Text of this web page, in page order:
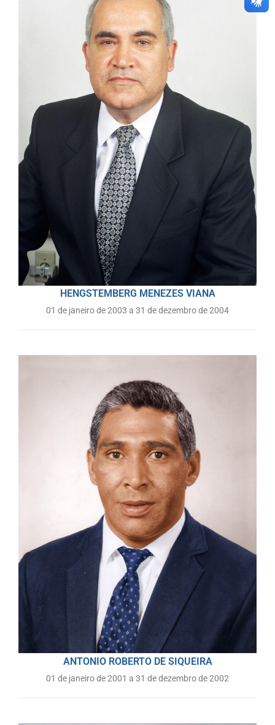
HENGSTEMBERG MENEZES VIANA
01 de janeiro de 2003 a 31 de dezembro de 2004
ANTONIO ROBERTO DE SIQUEIRA
01 de janeiro de 2001 a 31 de dezembro de 2002